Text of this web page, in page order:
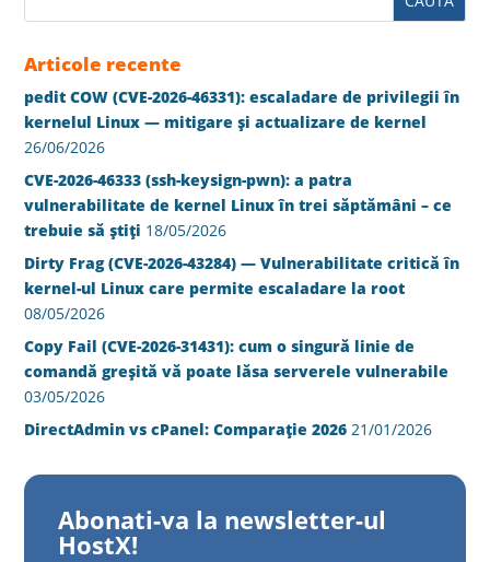
Articole recente
pedit COW (CVE-2026-46331): escaladare de privilegii în
kernelul Linux — mitigare și actualizare de kernel
26/06/2026
CVE-2026-46333 (ssh-keysign-pwn): a patra
vulnerabilitate de kernel Linux în trei săptămâni – ce
trebuie să știți 18/05/2026
Dirty Frag (CVE-2026-43284) — Vulnerabilitate critică în
kernel-ul Linux care permite escaladare la root
08/05/2026
Copy Fail (CVE-2026-31431): cum o singură linie de
comandă greșită vă poate lăsa serverele vulnerabile
03/05/2026
DirectAdmin vs cPanel: Comparație 2026 21/01/2026
Abonati-va la newsletter-ul
HostX!